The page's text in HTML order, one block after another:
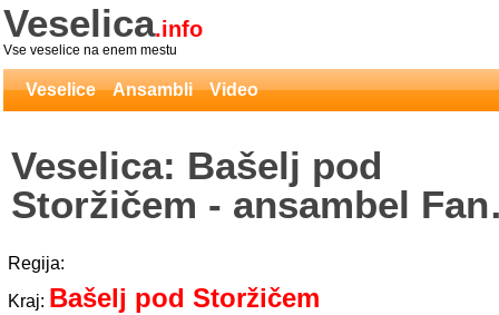
Veselica.info
Vse veselice na enem mestu
Veselice Ansambli Video
Veselica: Bašelj pod
Storžičem - ansambel
Regija:
Kraj: Bašelj pod Storžičem